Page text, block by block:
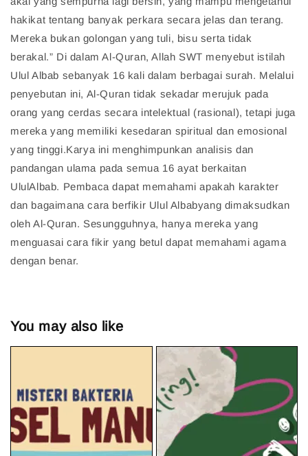
hakikat tentang banyak perkara secara jelas dan terang.
Mereka bukan golongan yang tuli, bisu serta tidak
berakal.” Di dalam Al-Quran, Allah SWT menyebut istilah
Ulul Albab sebanyak 16 kali dalam berbagai surah. Melalui
penyebutan ini, Al-Quran tidak sekadar merujuk pada
orang yang cerdas secara intelektual (rasional), tetapi juga
mereka yang memiliki kesedaran spiritual dan emosional
yang tinggi.Karya ini menghimpunkan analisis dan
pandangan ulama pada semua 16 ayat berkaitan
UlulAlbab. Pembaca dapat memahami apakah karakter
dan bagaimana cara berfikir Ulul Albabyang dimaksudkan
oleh Al-Quran. Sesungguhnya, hanya mereka yang
menguasai cara fikir yang betul dapat memahami agama
dengan benar.
You may also like